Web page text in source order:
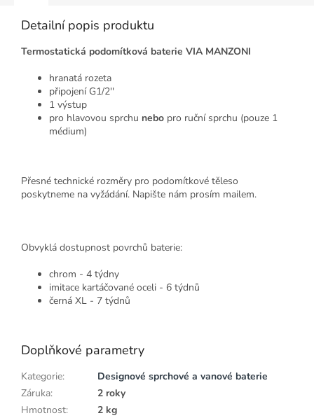
Detailní popis produktu
Termostatická podomítková baterie VIA MANZONI
hranatá rozeta
připojení G1/2''
1 výstup
pro hlavovou sprchu nebo pro ruční sprchu (pouze 1
médium)
Přesné technické rozměry pro podomítkové těleso
poskytneme na vyžádání. Napište nám prosím mailem.
Obvyklá dostupnost povrchů baterie:
chrom - 4 týdny
imitace kartáčované oceli - 6 týdnů
černá XL - 7 týdnů
Doplňkové parametry
Kategorie:
Designové sprchové a vanové baterie
Záruka:
2 roky
Hmotnost:
2 kg